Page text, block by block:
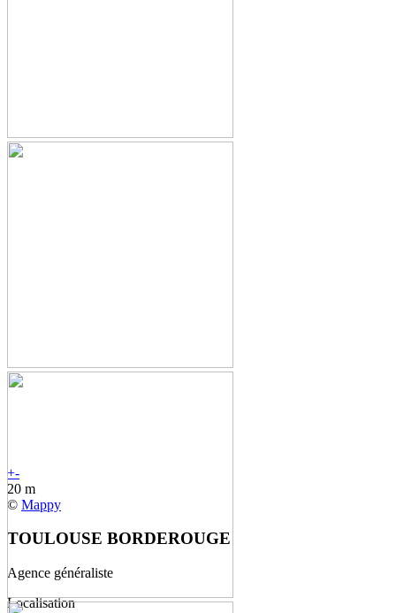
+-
20 m
© Mappy
TOULOUSE BORDEROUGE
Agence généraliste
Localisation